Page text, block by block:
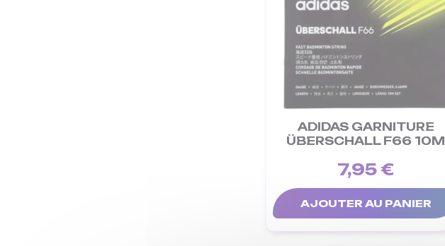
ADIDAS GARNITURE
ÜBERSCHALL F66 10M
7,95 €
AJOUTER AU PANIER